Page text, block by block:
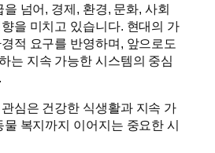
넘어, 경제, 환경, 문화, 사회
을 미치고 있습니다. 현대의 가
적 요구를 반영하며, 앞으로도
는 지속 가능한 시스템의 중심
심은 건강한 식생활과 지속 가
복지까지 이어지는 중요한 시